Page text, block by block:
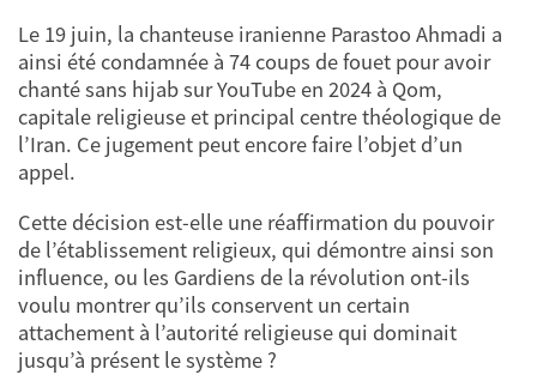
Le 19 juin, la chanteuse iranienne Parastoo Ahmadi a
ainsi été condamnée à 74 coups de fouet pour avoir
chanté sans hijab sur YouTube en 2024 à Qom,
capitale religieuse et principal centre théologique de
l’Iran. Ce jugement peut encore faire l’objet d’un
appel.
Cette décision est-elle une réaffirmation du pouvoir
de l’établissement religieux, qui démontre ainsi son
influence, ou les Gardiens de la révolution ont-ils
voulu montrer qu’ils conservent un certain
attachement à l’autorité religieuse qui dominait
jusqu’à présent le système ?